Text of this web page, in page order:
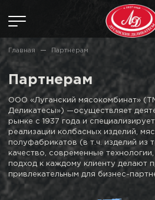
Главная Партнерам
Партнерам
ООО «Луганский мясокомбинат»
Деликатесы») —осуществляет
рынке с 1937 годаи
реализации колбасных изделий,
полуфабрикатов (в т.ч. изделий из
качество, современные
подход к каждому клиенту делают
привлекательным для бизнес-